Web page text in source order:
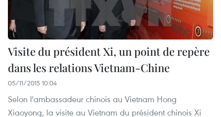
Visite du président Xi, un point de repère
dans les relations Vietnam-Chine
05/11/2015 10:04
Selon l'ambassadeur chinois au Vietnam Hong
Xiaoyong, la visite au Vietnam du président chinois Xi